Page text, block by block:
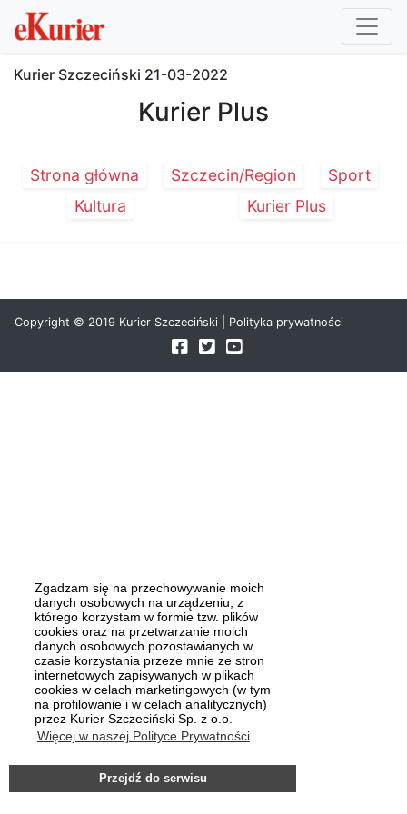
Zgadzam się na przechowywanie moich
danych osobowych na urządzeniu, z
którego korzystam w formie tzw. plików
cookies oraz na przetwarzanie moich
danych osobowych pozostawianych w
czasie korzystania przeze mnie ze stron
internetowych zapisywanych w plikach
cookies w celach marketingowych (w tym
na profilowanie i w celach analitycznych)
przez Kurier Szczeciński Sp. z o.o.
Więcej w naszej Polityce Prywatności
Przejdź do serwisu
Kurier Szczeciński 21-03-2022
Kurier Plus
Strona główna Szczecin/Region
Sport
Kultura
Kurier Plus
Copyright © 2019 Kurier Szczeciński | Polityka prywatności